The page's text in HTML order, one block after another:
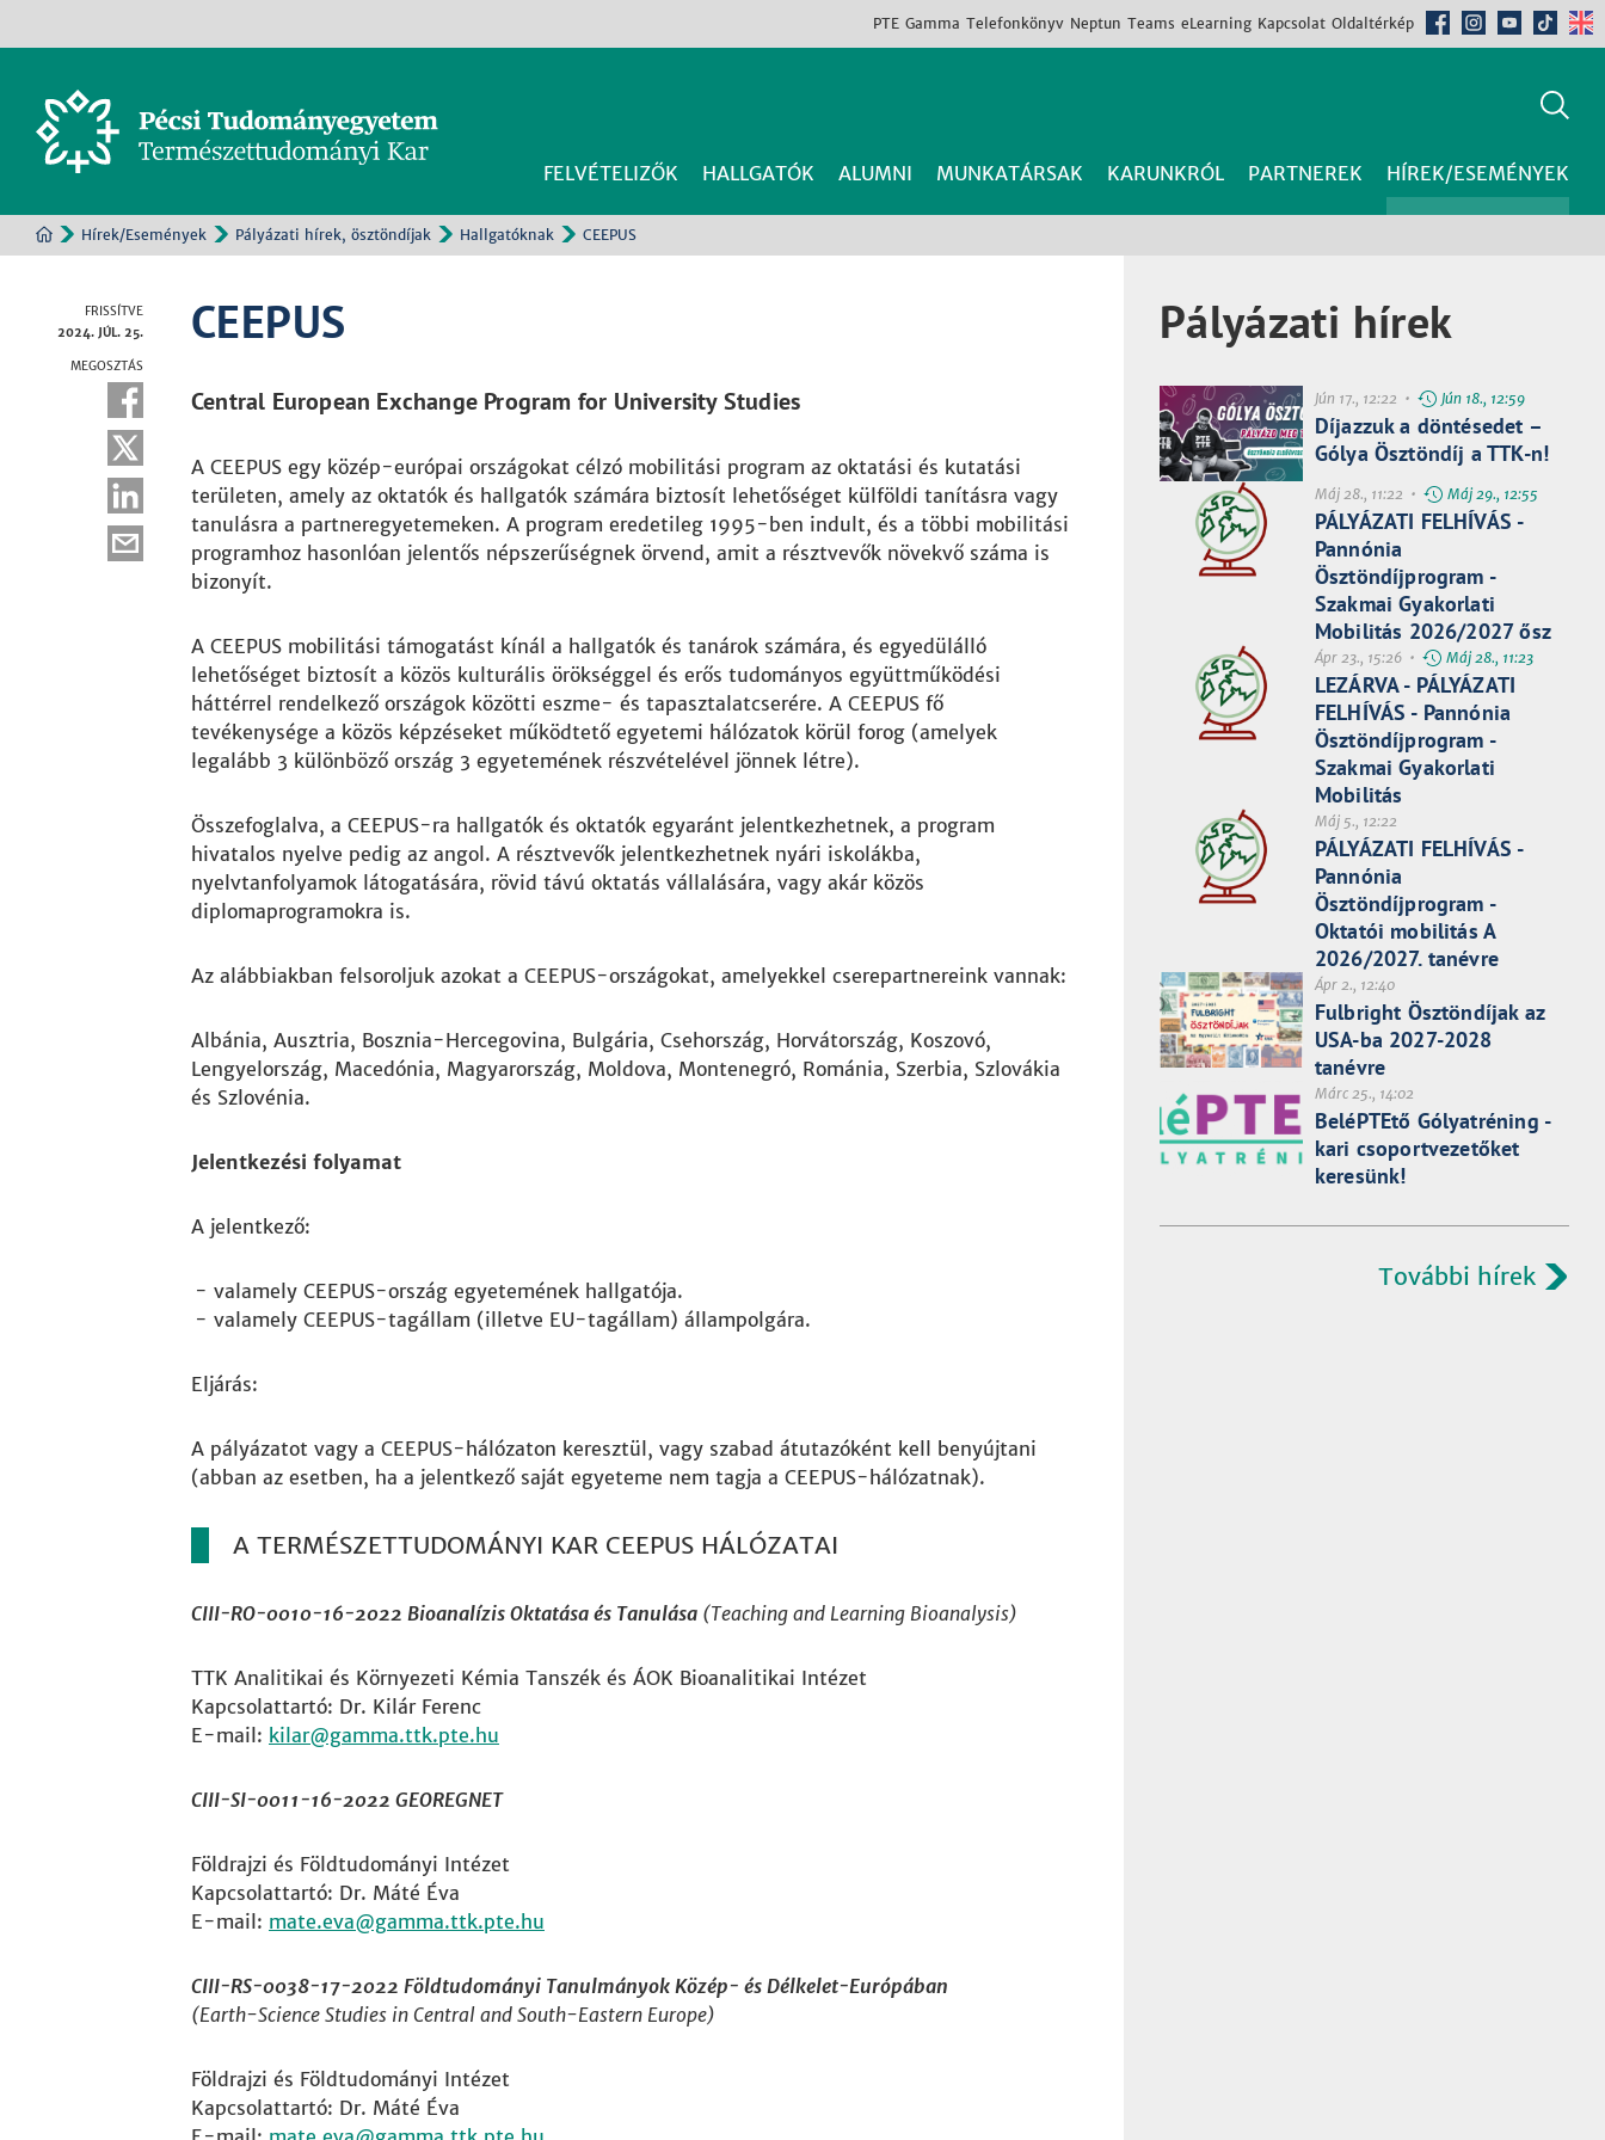
PTE Gamma Telefonkönyv Neptun Teams eLearning Kapcsolat Oldaltérkép
FELVÉTELIZŐK HALLGATÓK ALUMNI MUNKATÁRSAK KARUNKRÓL PARTNEREK HÍREK/ESEMÉNYEK
Hírek/Események Pályázati hírek, ösztöndíjak Hallgatóknak CEEPUS
FRISSÍTVE
2024. JÚL. 25.
MEGOSZTÁS
CEEPUS
Central European Exchange Program for University Studies
A CEEPUS egy közép-európai országokat célzó mobilitási program az oktatási és kutatási
területen, amely az oktatók és hallgatók számára biztosít lehetőséget külföldi tanításra vagy
tanulásra a partneregyetemeken. A program eredetileg 1995-ben indult, és a többi mobilitási
programhoz hasonlóan jelentős népszerűségnek örvend, amit a résztvevők növekvő száma is
bizonyít.
A CEEPUS mobilitási támogatást kínál a hallgatók és tanárok számára, és egyedülálló
lehetőséget biztosít a közös kulturális örökséggel és erős tudományos együttműködési
háttérrel rendelkező országok közötti eszme- és tapasztalatcserére. A CEEPUS fő
tevékenysége a közös képzéseket működtető egyetemi hálózatok körül forog (amelyek
legalább 3 különböző ország 3 egyetemének részvételével jönnek létre).
Összefoglalva, a CEEPUS-ra hallgatók és oktatók egyaránt jelentkezhetnek, a program
hivatalos nyelve pedig az angol. A résztvevők jelentkezhetnek nyári iskolákba,
nyelvtanfolyamok látogatására, rövid távú oktatás vállalására, vagy akár közös
diplomaprogramokra is.
Az alábbiakban felsoroljuk azokat a CEEPUS-országokat, amelyekkel cserepartnereink vannak:
Albánia, Ausztria, Bosznia-Hercegovina, Bulgária, Csehország, Horvátország, Koszovó,
Lengyelország, Macedónia, Magyarország, Moldova, Montenegró, Románia, Szerbia, Szlovákia
és Szlovénia.
Jelentkezési folyamat
A jelentkező:
valamely CEEPUS-ország egyetemének hallgatója.
valamely CEEPUS-tagállam (illetve EU-tagállam) állampolgára.
Eljárás:
A pályázatot vagy a CEEPUS-hálózaton keresztül, vagy szabad átutazóként kell benyújtani
(abban az esetben, ha a jelentkező saját egyeteme nem tagja a CEEPUS-hálózatnak).
A TERMÉSZETTUDOMÁNYI KAR CEEPUS HÁLÓZATAI
CIII-RO-0010-16-2022 Bioanalízis Oktatása és Tanulása (Teaching and Learning Bioanalysis)
TTK Analitikai és Környezeti Kémia Tanszék és ÁOK Bioanalitikai Intézet
Kapcsolattartó: Dr. Kilár Ferenc
E-mail: kilar
CIII-SI-0011-16-2022 GEOREGNET
Földrajzi és Földtudományi Intézet
Kapcsolattartó: Dr. Máté Éva
E-mail: mate.eva
CIII-RS-0038-17-2022 Földtudományi Tanulmányok Közép- és Délkelet-Európában
(Earth-Science Studies in Central and South-Eastern Europe)
Földrajzi és Földtudományi Intézet
Kapcsolattartó: Dr. Máté Éva
Pályázati hírek
Jún 17., 12:22 • Jún 18., 12:59
Díjazzuk a döntésedet –
Gólya Ösztöndíj a TTK-n!
Máj 28., 11:22 • Máj 29., 12:55
PÁLYÁZATI FELHÍVÁS -
Pannónia
Ösztöndíjprogram -
Szakmai Gyakorlati
Mobilitás 2026/2027 ősz
Ápr 23., 15:26 • Máj 28., 11:23
LEZÁRVA - PÁLYÁZATI
FELHÍVÁS - Pannónia
Ösztöndíjprogram -
Szakmai Gyakorlati
Mobilitás
Máj 5., 12:22
PÁLYÁZATI FELHÍVÁS -
Pannónia
Ösztöndíjprogram -
Oktatói mobilitás A
2026/2027. tanévre
Ápr 2., 12:40
Fulbright Ösztöndíjak az
USA-ba 2027-2028
tanévre
Márc 25., 14:02
BeléPTEtő Gólyatréning -
kari csoportvezetőket
keresünk!
További hírek